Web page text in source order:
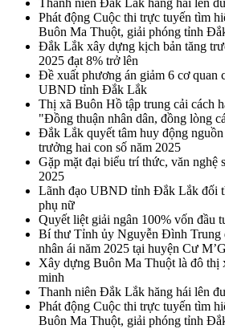
Thanh niên Đắk Lắk hăng hái lên
Phát động Cuộc thi trực tuyến tìm
Buôn Ma Thuột, giải phóng tỉnh
Đắk Lắk xây dựng kịch bản tăng
2025 đạt 8% trở lên
Đề xuất phương án giảm 6 cơ quan
UBND tỉnh Đắk Lắk
Thị xã Buôn Hồ tập trung cải cách
"Đồng thuận nhân dân, đồng lòng
Đắk Lắk quyết tâm huy động
trưởng hai con số năm 2025
Gặp mặt đại biểu trí thức, văn
2025
Lãnh đạo UBND tỉnh Đắk Lắk đối
phụ nữ
Quyết liệt giải ngân 100% vốn đầu
Bí thư Tỉnh ủy Nguyễn Đình Trung
nhân ái năm 2025 tại huyện Cư
Xây dựng Buôn Ma Thuột là đô thị
minh
Thanh niên Đắk Lắk hăng hái lên
Phát động Cuộc thi trực tuyến tìm
Buôn Ma Thuột, giải phóng tỉnh